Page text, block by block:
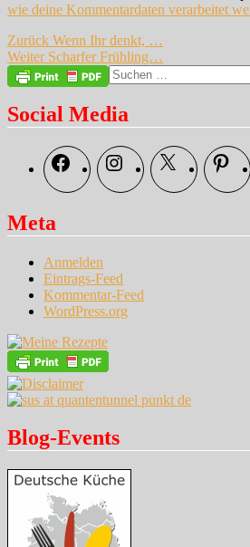
wie deine Kommentardaten verarbeitet
Beitragsnavigation
Zurück Vorheriger
Beitrag:
Wenn Ihr denkt, …
Weiter Nächster
Beitrag:
Scharfer Frühling…
Suche
nach:
Social Media
FacebookInstagramX Pinterest
Meta
Anmelden
Eintrags-Feed
Kommentar-Feed
WordPress.org
Blog-Events